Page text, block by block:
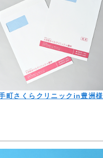
町さくらクリニックin豊洲様